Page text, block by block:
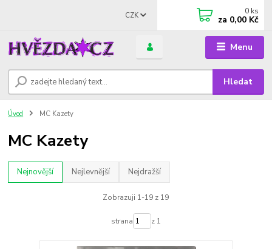
Menu
CZK
Hledat
0 ks
za 0,00 Kč
Úvod MC Kazety
MC Kazety
Nejnovější Nejlevnější Nejdražší
Zobrazuji 1-19 z 19
strana z 1